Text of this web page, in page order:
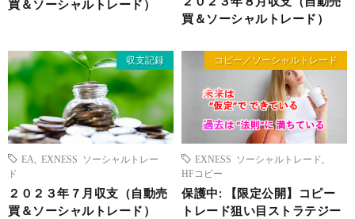
買＆ソーシャルトレード）
買＆ソーシャルトレード）
収支記録
EA
EXNESS ソーシャルトレー
ド
２０２３年７月収支（自動売
買＆ソーシャルトレード）
コピー／ソーシャルトレード
EXNESS ソーシャルトレード
HFコピー
保護中: 【限定公開】コピー
トレード狙い目ストラテジー